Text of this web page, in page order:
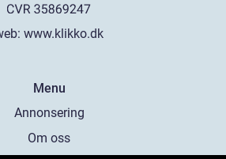
www.klikko.dk
Menu
Annonsering
Om oss